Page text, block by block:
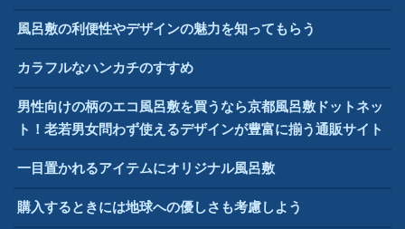
風呂敷の利便性やデザインの魅力を知ってもらう
カラフルなハンカチのすすめ
男性向けの柄のエコ風呂敷を買うなら京都風呂敷ドットネッ
ト！老若男女問わず使えるデザインが豊富に揃う通販サイト
一目置かれるアイテムにオリジナル風呂敷
購入するときには地球への優しさも考慮しよう